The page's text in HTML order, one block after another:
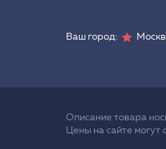
Ваш город:
Описание товара
Цены на сайте могут